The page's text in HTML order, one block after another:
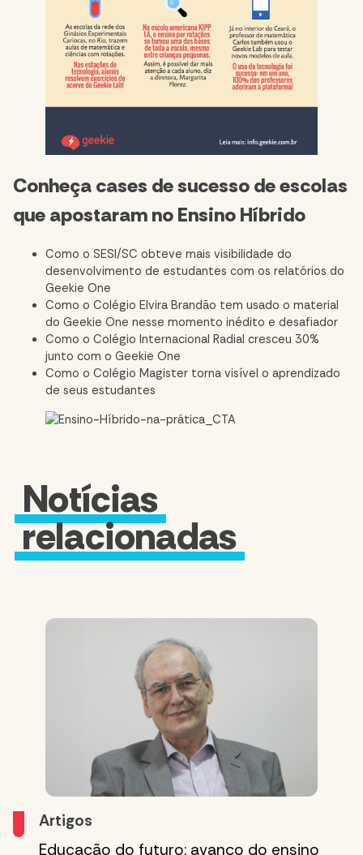
Conheça cases de sucesso de escolas
que apostaram no Ensino Híbrido
Como o SESI/SC obteve mais visibilidade do
desenvolvimento de estudantes com os relatórios do
Geekie One
Como o Colégio Elvira Brandão tem usado o material
do Geekie One nesse momento inédito e desafiador
Como o Colégio Internacional Radial cresceu 30%
junto com o Geekie One
Como o Colégio Magister torna visível o aprendizado
de seus estudantes
Notícias
relacionadas
Artigos
Educação do futuro: avanço do ensino